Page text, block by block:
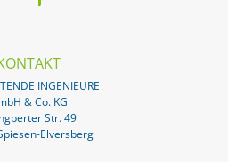
INGENIEURE
& Co. KG
Str. 49
Elversberg